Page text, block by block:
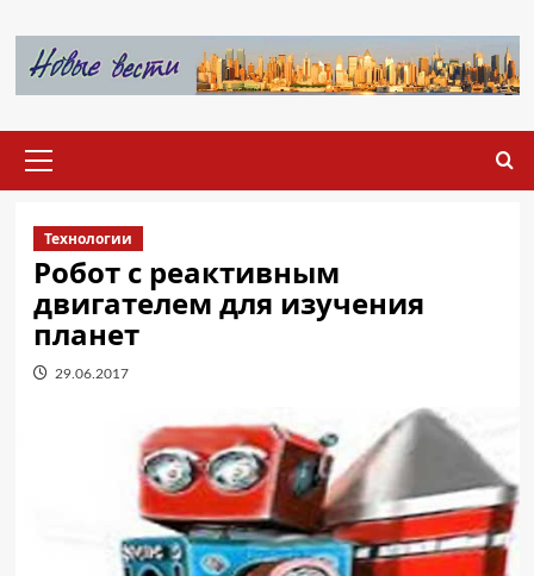
содержимому
меню
Технологии
Робот с реактивным
двигателем для изучения
планет
29.06.2017